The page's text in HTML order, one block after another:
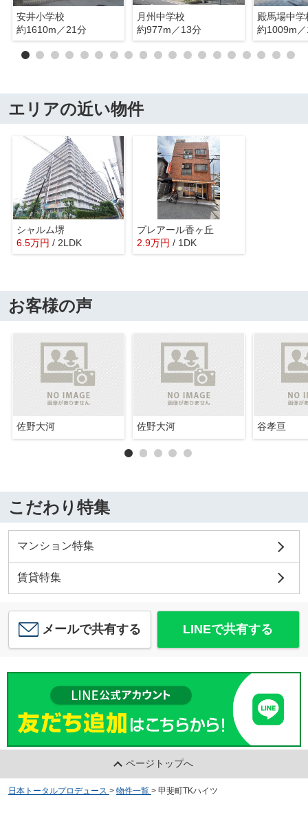
安井小学校
約1610m／21分
月州中学校
約977m／13分
殿馬場中学
約1009m
エリアの近い物件
シャルム堺
6.5万円 / 2LDK
プレアール香ヶ丘
2.9万円 / 1DK
お客様の声
佐野大河 佐野大河 谷孝亘
こだわり特集
マンション特集
賃貸特集
メールで共有する LINEで共有する
ページトップへ
日本トータルプロデュース > 物件一覧 > 甲斐町TKハイツ